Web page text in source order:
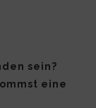
sein?
eine